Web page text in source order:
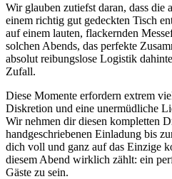
Wir glauben zutiefst daran, dass die
einem richtig gut gedeckten Tisch
auf einem lauten, flackernden
solchen Abends, das perfekte
absolut reibungslose Logistik
Zufall.
Diese Momente erfordern extrem
Diskretion und eine unermüdliche
Wir nehmen dir diesen kompletten
handgeschriebenen Einladung bis
dich voll und ganz auf das Einzige
diesem Abend wirklich zählt: ein
Gäste zu sein.